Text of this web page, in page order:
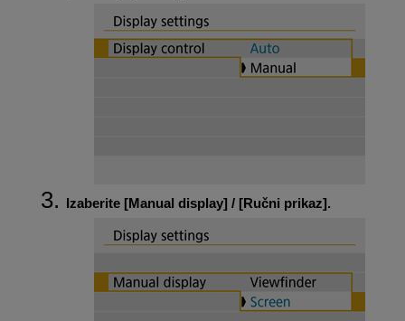
Izaberite [Manual display] / [Ručni prikaz].